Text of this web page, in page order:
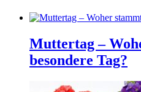
Muttertag –
besondere Tag?